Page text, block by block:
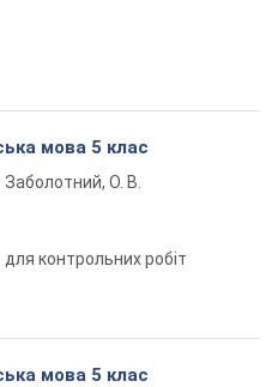
мова 5 клас
Заболотний, О. В.
контрольних робіт
мова 5 клас